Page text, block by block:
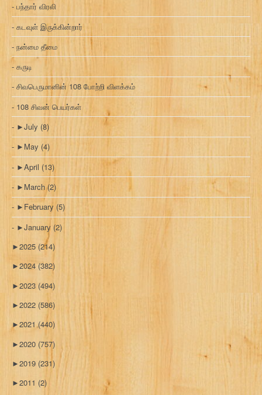
பந்தார் விரலி
கடவுள் இருக்கின்றார்
நன்மை தீமை
கருடி
சிவபெருமானின் 108 போற்றி விளக்கம்
108 சிவன் பெயர்கள்
►July (8)
► May (4)
►April (13)
► March(2)
► February (5)
►January (2)
►2025 (214)
►2024(382)
►2023 (494)
►2022 (586)
►2021(440)
►2020 (757)
►2019 (231)
►2011 (2)